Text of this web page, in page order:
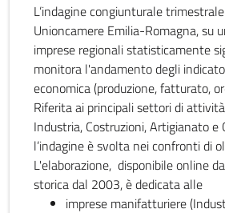
L’indagine congiunturale
Unioncamere Emilia-Romagna, su
imprese regionali statisticamente
monitora l'andamento degli
economica (produzione, fatturato,
Riferita ai principali settori di
Industria, Costruzioni, Artigianato e
l’indagine è svolta nei confronti di
L'elaborazione, disponibile online
storica dal 2003, è dedicata alle
imprese manifatturiere